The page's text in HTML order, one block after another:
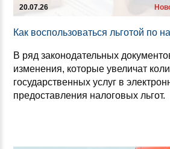
20.07.26
Как вос­поль­зо­ваться ль­го­той по
В ряд законодательных
изменения, которые увеличат
государственных услуг в
предоставления налоговых льгот.